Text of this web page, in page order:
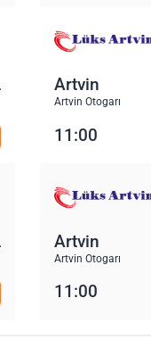
Artvin
Artvin Otogarı
11:00
Artvin
Artvin Otogarı
11:00